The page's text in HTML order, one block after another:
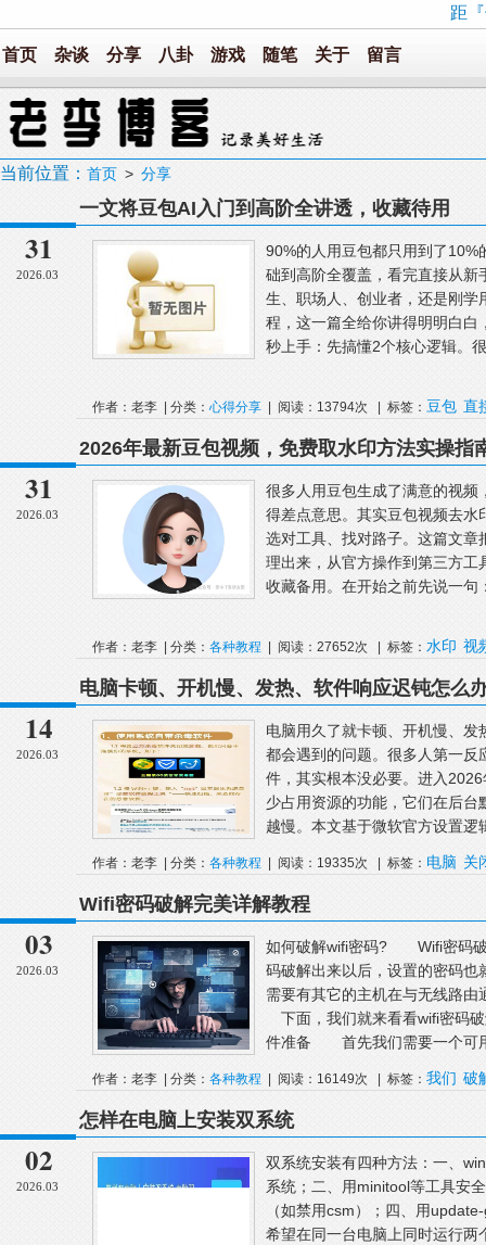
距
首页 杂谈 分享 八卦 游戏 随笔 关于 留言
当前位置： 首页 > 分享
31
2026.03
一文将豆包AI入门到高阶全讲透，收藏待用
90%的人用豆包都只用到了
础到高阶全覆盖，看完直接从
生、职场人、创业者，还是刚
程，这一篇全给你讲得明明白
秒上手：先搞懂2个核心逻辑。
作者：老李 | 分类： 心得分享 | 阅读：13794次 | 标签： 豆包 直
31
2026.03
2026年最新豆包视频，免费取水印方法实操指
很多人用豆包生成了满意的视
得差点意思。其实豆包视频去
选对工具、找对路子。这篇文
理出来，从官方操作到第三方
收藏备用。在开始之前先说一
作者：老李 | 分类： 各种教程 | 阅读：27652次 | 标签： 水印 视
14
2026.03
电脑卡顿、开机慢、发热、软件响应迟钝怎么
些问题全可解决
电脑用久了就卡顿、开机慢、
都会遇到的问题。很多人第一
件，其实根本没必要。进入
少占用资源的功能，它们在后
越慢。本文基于微软官方设置逻
作者：老李 | 分类： 各种教程 | 阅读：19335次 | 标签： 电脑 关
03
2026.03
Wifi密码破解完美详解教程
如何破解wifi密码? Wifi密码破
码破解出来以后，设置的密码
需要有其它的主机在与无线路
下面，我们就来看看wifi密
件准备 首先我们需要一个可
作者：老李 | 分类： 各种教程 | 阅读：16149次 | 标签： 我们 破
02
2026.03
怎样在电脑上安装双系统
双系统安装有四种方法：一、
系统；二、用minitool等工具安
（如禁用csm）；四、用
希望在同一台电脑上同时运行